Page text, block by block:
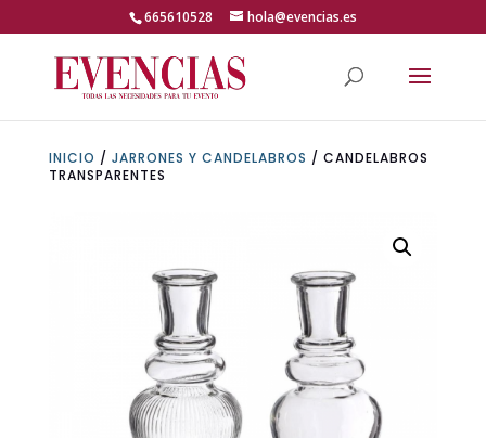
665610528 hola@evencias.es
INICIO / JARRONES Y CANDELABROS / CANDELABROS
TRANSPARENTES
Abrir barra de herramientas